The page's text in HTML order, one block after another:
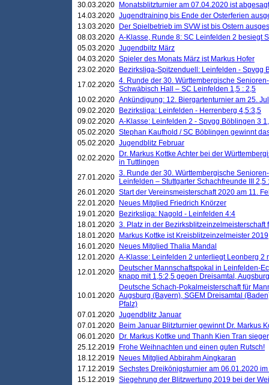
30.03.2020
Monatsblitzturnier am 07.04.2020 ist abgesagt
14.03.2020 Jugendtraining bis Ende der Osterferien
13.03.2020
Der Spielbetrieb im SVW ist bis Ostern
08.03.2020 A-Klasse, Runde 8: SC Leinfelden 2 besiegt
05.03.2020 Jugendbiltz März
04.03.2020 Spieler des Monats März ist Markus Hofer
23.02.2020
Bezirksliga-Spitzenduell: Leinfelden - Spvgg
17.02.2020 4. Runde der 30. Württembergische
Schwäbisch Hall – SC Leinfelden 1,5 : 2,5
10.02.2020 Ankündigung: 12. Biergartenturnier am 25.
09.02.2020
Bezirksliga: Leinfelden - Herrenberg 4,5:3,5
09.02.2020 A-Klasse: Leinfelden 2 - Spvgg Böblingen 3
05.02.2020 Stephan Kaufhold / SC Böblingen gewinnt
05.02.2020 Jugendblitz Februar
02.02.2020
Dr. Markus Kottke Achter bei der
in Tuttlingen
27.01.2020 3. Runde der 30. Württembergische
Leinfelden – Stuttgarter Schachfreunde III 2,5
26.01.2020 Start der Vereinsmeisterschaft 2020 am 11.
22.01.2020
Neues Mitglied Friedrich Knörzer
19.01.2020
Bezirksliga: Nagold - Leinfelden 4:4
18.01.2020 3. Platz in der Bezirksblitzeinzelmeisterschaft
18.01.2020
Markus Kottke ist Kreisblitzeinzelmeister 2019
16.01.2020
Neues Mitglied Thalia Mandal
12.01.2020 A-Klasse: Leinfelden 2 unterliegt Leonberg 2
12.01.2020
Deutscher Mannschaftspokal in Leinfelden-
knapp mit 1,5:2,5 gegen Dreisamtal,
10.01.2020
Deutsche Schach-Pokalmeisterschaft für
Augsburg (Bayern), SGEM Dreisamtal
Pfalz)
07.01.2020 Jugendblitz Januar
07.01.2020
Beim Januar Blitzturnier gewinnt Dr. Markus
06.01.2020
Dr. Markus Kottke und Thanh Kien Tran
25.12.2019
Frohe Weihnachten und einen guten Rutsch!
18.12.2019
Neues Mitglied Abbirahm Aingkaran
17.12.2019 Sechstes Dreikönigsturnier am 06.01.2020
15.12.2019 Siegehrung der Blitzwertung 2019 bei der